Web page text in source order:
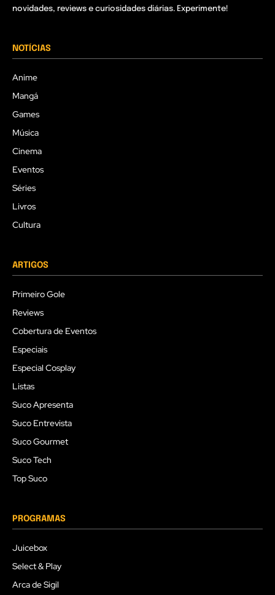
novidades, reviews e curiosidades diárias. Experimente!
NOTÍCIAS
Anime
Mangá
Games
Música
Cinema
Eventos
Séries
Livros
Cultura
ARTIGOS
Primeiro Gole
Reviews
Cobertura de Eventos
Especiais
Especial Cosplay
Listas
Suco Apresenta
Suco Entrevista
Suco Gourmet
Suco Tech
Top Suco
PROGRAMAS
Juicebox
Select & Play
Arca de Sigil